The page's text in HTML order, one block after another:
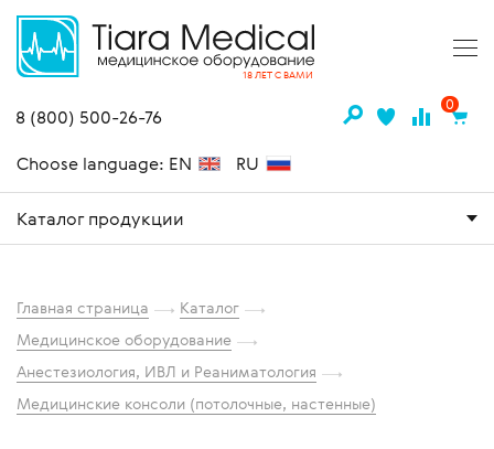
18 ЛЕТ С ВАМИ
8 (800) 500-26-76
0
Choose language: EN RU
Каталог продукции
Главная страница
Каталог
Медицинское оборудование
Анестезиология, ИВЛ и Реаниматология
Медицинские консоли (потолочные, настенные)